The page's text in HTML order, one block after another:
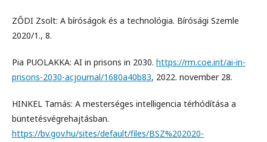
ZŐDI Zsolt: A bíróságok és a technológia. Bírósági Szemle
2020/1., 8.
Pia PUOLAKKA: AI in prisons in 2030. https://rm.coe.int/ai-in-
prisons-2030-acjournal/1680a40b83, 2022. november 28.
HINKEL Tamás: A mesterséges intelligencia térhódítása a
büntetésvégrehajtásban.
https://bv.gov.hu/sites/default/files/BSZ%202020-